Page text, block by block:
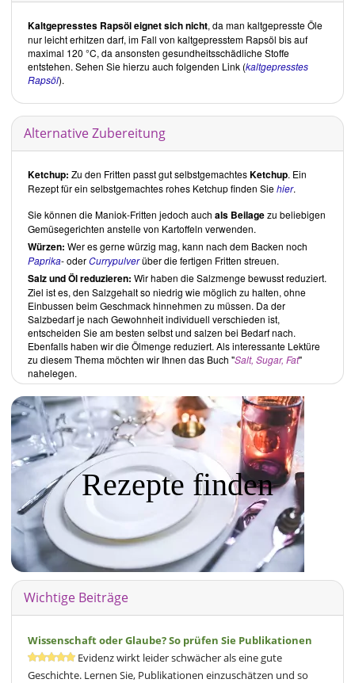
Kaltgepresstes Rapsöleignet sichnicht, da man kaltgepresste Öle
nur leicht erhitzen darf, im Fall von kaltgepresstem Rapsöl bis auf
maximal 120 °C, da ansonsten gesundheitsschädliche Stoffe
entstehen. Sehen Sie hierzu auch folgenden Link (kaltgepresstes
Rapsöl).
Alternative Zubereitung
Ketchup: Zu den Fritten passt gut selbstgemachtesKetchup. Ein
Rezept für ein selbstgemachtes rohes Ketchup finden Siehier.
Sie können die Maniok-Fritten jedoch auch als Beilagezu beliebigen
Gemüsegerichten anstelle von Kartoffeln verwenden.
Würzen: Wer es gerne würzig mag, kann nach dem Backen noch
Paprika- oderCurrypulverüber die fertigen Fritten streuen.
Salz und Öl reduzieren: Wir haben die Salzmenge bewusst reduziert.
Ziel ist es, den Salzgehalt so niedrig wie möglich zu halten, ohne
Einbussen beim Geschmack hinnehmen zu müssen. Da der
Salzbedarf je nach Gewohnheit individuell verschieden ist,
entscheiden Sie am besten selbst und salzen bei Bedarf nach.
Ebenfalls haben wir die Ölmenge reduziert. Als interessante Lektüre
zu diesem Thema möchten wir Ihnen das Buch "Salt, Sugar, Fat"
nahelegen.
Rezepte finden
Wichtige Beiträge
Wissenschaft oder Glaube? So prüfen Sie Publikationen
Evidenz wirkt leider schwächer als eine gute
Geschichte. Lernen Sie, Publikationen einzuschätzen und so